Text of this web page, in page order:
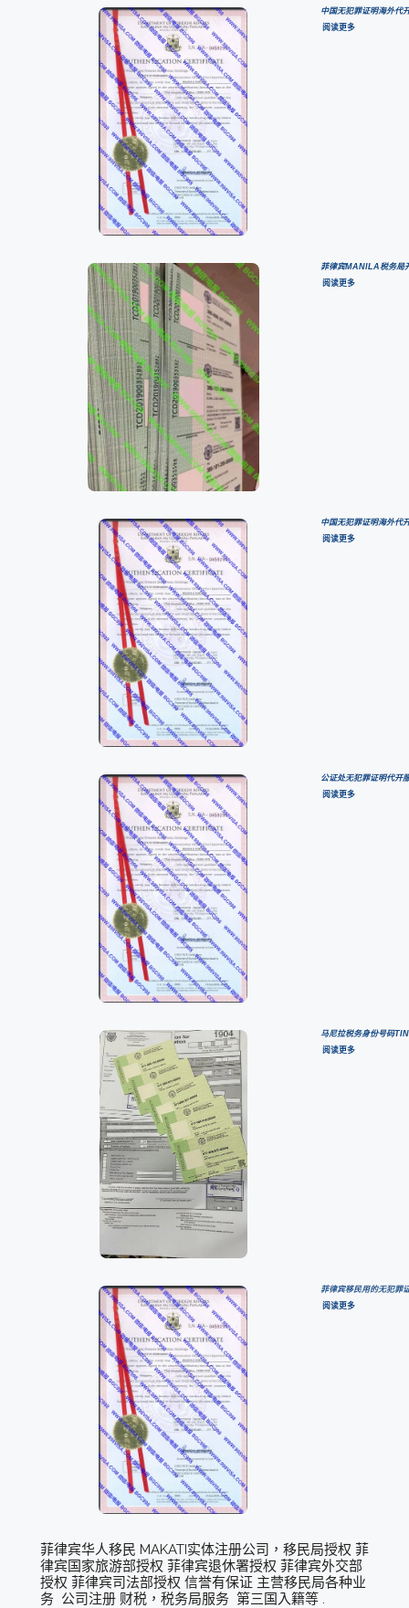
中国无犯罪证明海外代
阅读更多
菲律宾MANILA税务局
阅读更多
中国无犯罪证明海外代
阅读更多
公证处无犯罪证明代开
阅读更多
马尼拉税务身份号码
阅读更多
菲律宾移民用的无犯罪
阅读更多
菲律宾华人移民 MAKATI实体注册公司，移民局授权 菲
律宾国家旅游部授权 菲律宾退休署授权 菲律宾外交部
授权 菲律宾司法部授权 信誉有保证 主营移民局各种业
务 公司注册 财税，税务局服务 第三国入籍等 .